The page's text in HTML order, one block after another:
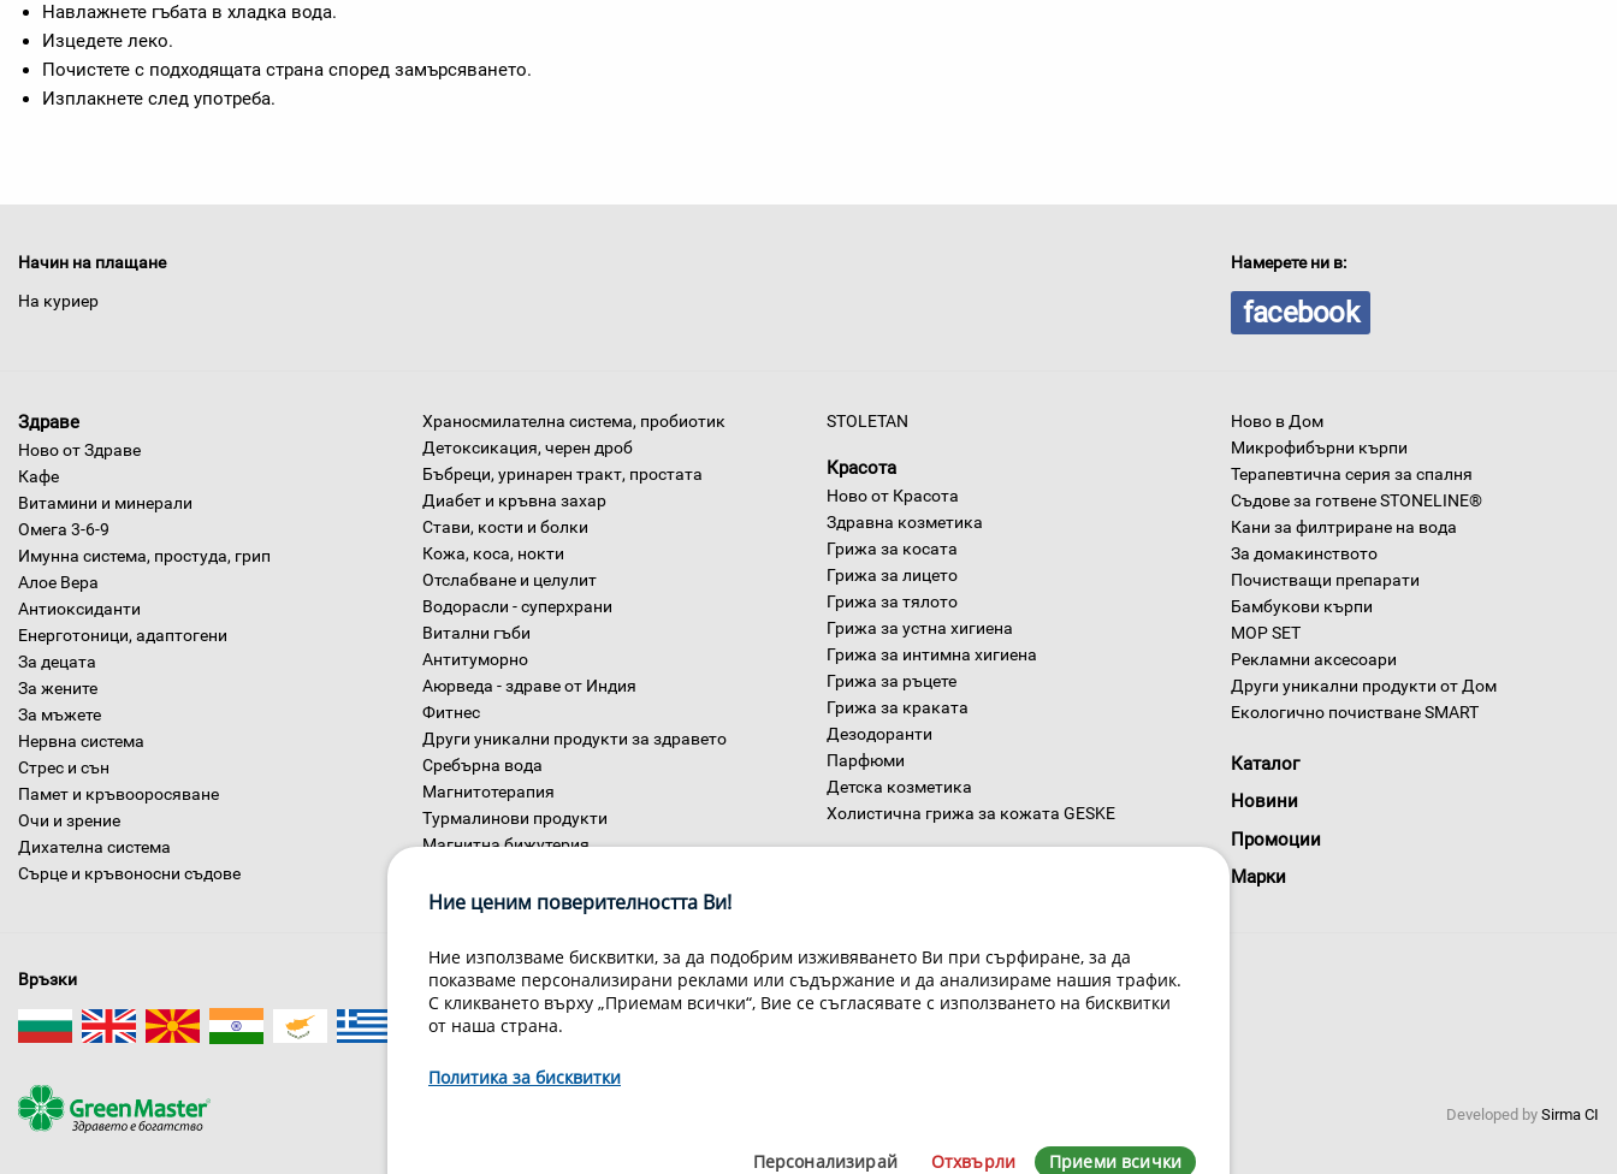
Навлажнете гъбата в хладка вода.
Изцедете леко.
Почистете с подходящата страна според замърсяването.
Изплакнете след употреба.
Начин на плащане
На куриер
Намерете ни в:
facebook
Здраве
Ново от Здраве
Кафе
Витамини и минерали
Омега 3-6-9
Имунна система, простуда, грип
Алое Вера
Антиоксиданти
Енерготоници, адаптогени
За децата
За жените
За мъжете
Нервна система
Стрес и сън
Памет и кръвооросяване
Очи и зрение
Дихателна система
Сърце и кръвоносни съдове
Храносмилателна система, пробиотик
Детоксикация, черен дроб
Бъбреци, уринарен тракт, простата
Диабет и кръвна захар
Стави, кости и болки
Кожа, коса, нокти
Отслабване и целулит
Водорасли - суперхрани
Витални гъби
Антитуморно
Аюрведа - здраве от Индия
Фитнес
Други уникални продукти за здравето
Сребърна вода
Магнитотерапия
Турмалинови продукти
Магнитна бижутерия
STOLETAN
Красота
Ново от Красота
Здравна козметика
Грижа за косата
Грижа за лицето
Грижа за тялото
Грижа за устна хигиена
Грижа за интимна хигиена
Грижа за ръцете
Грижа за краката
Дезодоранти
Парфюми
Детска козметика
Холистична грижа за кожата GESKE
Ново в Дом
Микрофибърни кърпи
Терапевтична серия за спалня
Съдове за готвене STONELINE®
Кани за филтриране на вода
За домакинството
Почистващи препарати
Бамбукови кърпи
MOP SET
Рекламни аксесоари
Други уникални продукти от Дом
Екологично почистване SMART
Каталог
Новини
Промоции
Марки
Връзки
Грийн Мастър Груп ООД, 1309 София, ул. Пиротска 151, Телефон: 070070220
Developed by Sirma CI
Ние ценим поверителността Ви!
Ние използваме бисквитки, за да подобрим изживяването Ви при сърфиране, за да
показваме персонализирани реклами или съдържание и да анализираме нашия трафик.
С кликването върху „Приемам всички“, Вие се съгласявате с използването на бисквитки
от наша страна.
Политика за бисквитки
Персонализирай Отхвърли Приеми всички